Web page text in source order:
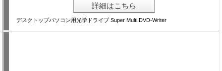
詳細はこちら
デスクトップパソコン用光学ドライブ Super Multi DVD-Writer